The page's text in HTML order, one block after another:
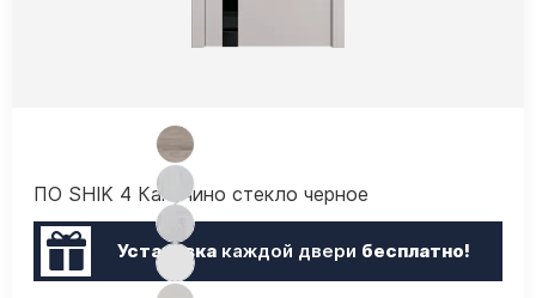
ПО SHIK 4 Капучино стекло черное
Установкакаждой двери бесплатно!